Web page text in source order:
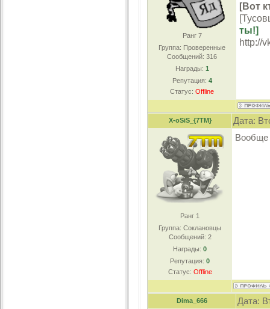
Ранг 7
Группа: Проверенные
Сообщений: 316
Награды: 1
Репутация: 4
Статус: Offline
[Вот
ты!]
http://
X-oSiS_{7TM} Дата:
Ранг 1
Группа: Соклановцы
Сообщений: 2
Награды: 0
Репутация: 0
Статус: Offline
Вообще
Dima_666 Дата: